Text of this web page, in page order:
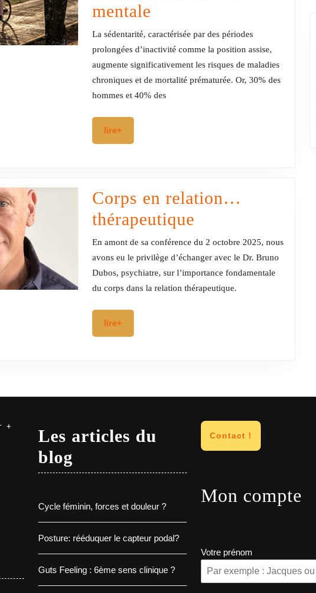
mentale
Santé:
une
stratégie
nationale
et
mentale
La sédentarité, caractérisée par des périodes
prolongées d’inactivité comme la position assise,
augmente significativement les risques de maladies
chroniques et de mortalité prématurée. Or, 30% des
hommes et 40% des
lire+
Corps en relation…
thérapeutique
en
relation…
thérapeutique
En amont de sa conférence du 2 octobre 2025, nous
avons eu le privilège d’échanger avec le Dr. Bruno
Dubos, psychiatre, sur l’importance fondamentale
du corps dans la relation thérapeutique.
lire+
+
Les articles du
blog
Cycle féminin, forces et douleur ?
Posture: rééduquer le capteur podal?
Guts Feeling : 6ème sens clinique ?
Contact !
Mon compte
Votre prénom